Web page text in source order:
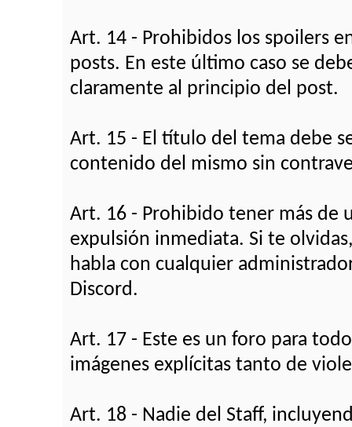
Art. 14 - Prohibidos los spoilers
posts. En este último caso se
claramente al principio del post.
Art. 15 - El título del tema debe
contenido del mismo sin
Art. 16 - Prohibido tener más de
expulsión inmediata. Si te
habla con cualquier
Discord.
Art. 17 - Este es un foro para
imágenes explícitas tanto de
Art. 18 - Nadie del Staff,